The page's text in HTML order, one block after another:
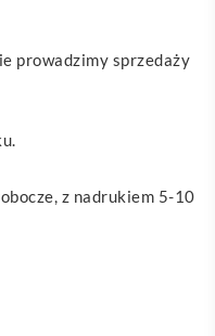
prowadzimy sprzedaży
z nadrukiem 5-10